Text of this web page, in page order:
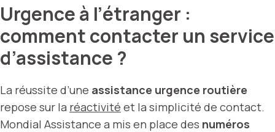
Urgence à l’étranger :
comment contacter un service
d’assistance ?
La réussite d’une assistance urgence routière
repose sur la réactivité et la simplicité de contact.
Mondial Assistance a mis en place des numéros